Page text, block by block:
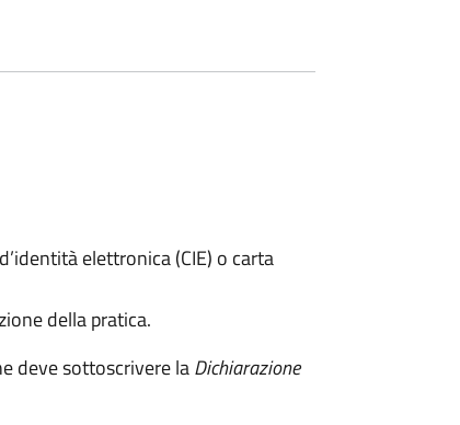
elettronica (CIE) o carta
della pratica.
deve sottoscrivere laDichiarazione